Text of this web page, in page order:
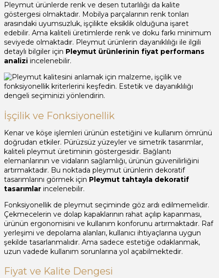
Pleymut ürünlerde renk ve desen tutarlılığı da kalite
göstergesi olmaktadır. Mobilya parçalarının renk tonları
arasındaki uyumsuzluk, işçilikte eksiklik olduğuna işaret
edebilir. Ama kaliteli üretimlerde renk ve doku farkı minimum
seviyede olmaktadır. Pleymut ürünlerin dayanıklılığı ile ilgili
detaylı bilgiler için Pleymut ürünlerinin fiyat performans
analizi incelenebilir.
İşçilik ve Fonksiyonellik
Kenar ve köşe işlemleri ürünün estetiğini ve kullanım ömrünü
doğrudan etkiler. Pürüzsüz yüzeyler ve simetrik tasarımlar,
kaliteli pleymut üretiminin göstergesidir. Bağlantı
elemanlarının ve vidaların sağlamlığı, ürünün güvenilirliğini
artırmaktadır. Bu noktada pleymut ürünlerin dekoratif
tasarımlarını görmek için Pleymut tahtayla dekoratif
tasarımlar incelenebilir.
Fonksiyonellik de pleymut seçiminde göz ardı edilmemelidir.
Çekmecelerin ve dolap kapaklarının rahat açılıp kapanması,
ürünün ergonomisini ve kullanım konforunu artırmaktadır. Raf
yerleşimi ve depolama alanları, kullanıcı ihtiyaçlarına uygun
şekilde tasarlanmalıdır. Ama sadece estetiğe odaklanmak,
uzun vadede kullanım sorunlarına yol açabilmektedir.
Fiyat ve Kalite Dengesi